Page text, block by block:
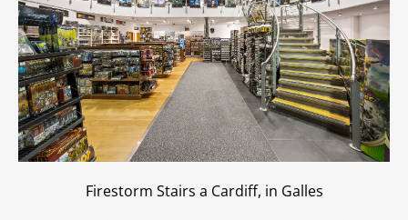
Firestorm Stairs a Cardiff, in Galles